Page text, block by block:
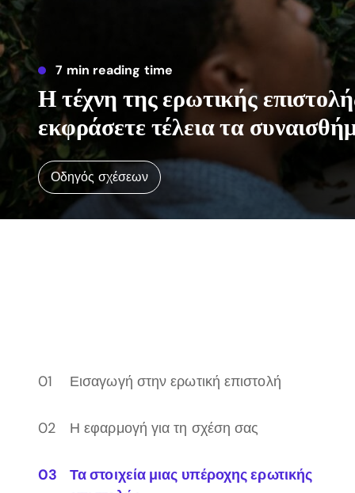
7 min reading time
Η τέχνη της ερωτικής
εκφράσετε τέλεια τα
Οδηγός σχέσεων
Εισαγωγή στην ερωτική επιστολή
Η εφαρμογή για τη σχέση σας
Τα στοιχεία μιας υπέροχης ερωτικής